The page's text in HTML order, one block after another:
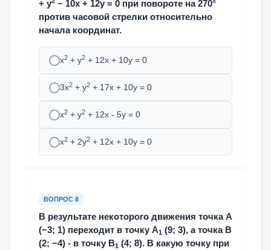
+ у − 10х + 12у = 0 при повороте на 270°
против часовой стрелки относительно
начала координат.
х2 + у2 + 12х + 10у = 0
3х2 + у2 + 17х + 10у = 0
х2 + у2 + 12х - 5у = 0
х2 + 2у2 + 12х + 10у = 0
ВОПРОС 8
В результате некоторого движения точка А
(−3; 1) переходит в точку А1 (9; 3), а точка В
(2; −4) - в точку В1 (4; 8). В какую точку при